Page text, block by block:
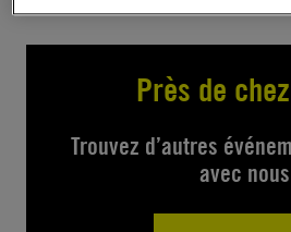
Près de
Trouvez d’autres
avec nous